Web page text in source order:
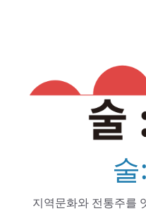
지역문화와 전통주를